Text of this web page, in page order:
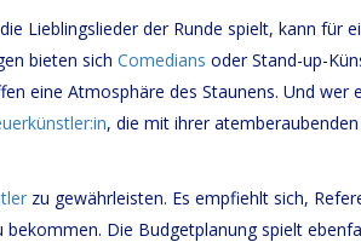
Lieblingslieder der Runde spielt, kann für
bieten sich Comedians oder Stand-up-
eine Atmosphäre des Staunens. Und wer
, die mit ihrer
zu gewährleisten. Es empfiehlt sich,
Die Budgetplanung spielt